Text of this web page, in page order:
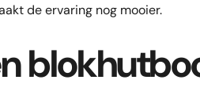
de ervaring nog mooier.